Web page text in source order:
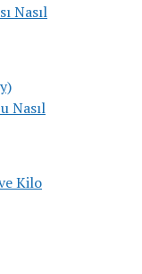
Nasıl
Nasıl
Kilo